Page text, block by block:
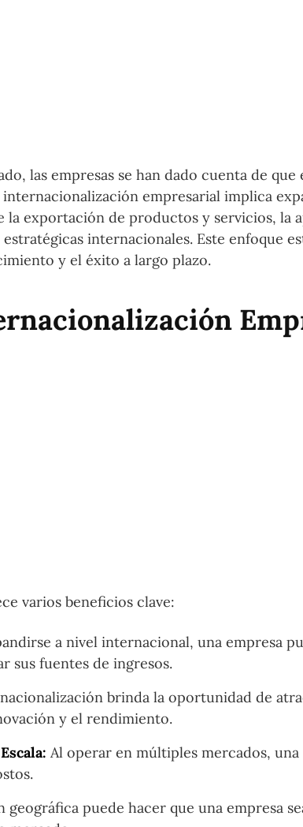
las empresas se han dado cuenta de
empresarial implica
la exportación de productos y servicios, la
internacionales. Este enfoque
y el éxito a largo plazo.
varios beneficios clave:
a nivel internacional, una empresa
sus fuentes de ingresos.
brinda la oportunidad de
y el rendimiento.
Al operar en múltiples mercados,
geográfica puede hacer que una empresa